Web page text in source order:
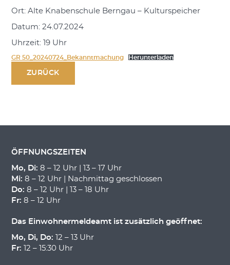
Ort: Alte Knabenschule Berngau – Kulturspeicher
Datum: 24.07.2024
Uhrzeit: 19 Uhr
GR 50_20240724_Bekanntmachung Herunterladen
ZURÜCK
ÖFFNUNGSZEITEN
Mo, Di: 8 – 12 Uhr | 13 – 17 Uhr
Mi: 8 – 12 Uhr | Nachmittag geschlossen
Do: 8 – 12 Uhr | 13 – 18 Uhr
Fr: 8 – 12 Uhr
Das Einwohnermeldeamt ist zusätzlich geöffnet:
Mo, Di, Do: 12 – 13 Uhr
Fr: 12 – 15:30 Uhr